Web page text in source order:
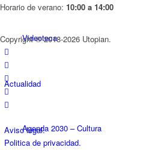
Videoteca
Actualidad
Agenda 2030 – Cultura
Horario de verano: 10:00 a 14:00
Copyright ® 2018-2026 Utopian.
Aviso legal.
Politica de privacidad.